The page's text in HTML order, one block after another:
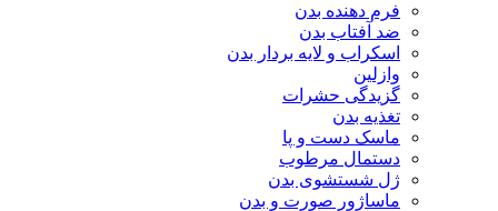
فرم دهنده بدن
ضد آفتاب بدن
اسکراب و لایه بردار بدن
وازلین
گزیدگی حشرات
تغذیه بدن
ماسک دست و پا
دستمال مرطوب
ژل شستشوی بدن
ماساژور صورت و بدن